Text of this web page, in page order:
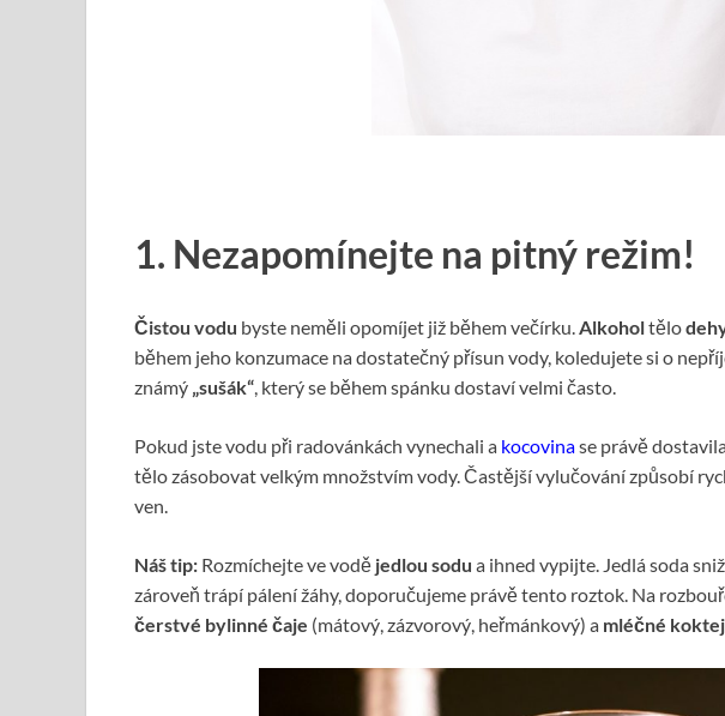
1. Nezapomínejte na pitný režim!
Čistou vodu byste neměli opomíjet již během večírku.Alkoholtělo
během jeho konzumace na dostatečný přísun vody, koledujete si o
známý „sušák“, který se během spánku dostaví velmi často.
Pokud jste vodu při radovánkách vynechali a kocovinase právě
tělo zásobovat velkým množstvím vody. Častější vylučování způsobí
ven.
Náš tip: Rozmíchejte ve vodě jedlou sodu a ihned vypijte. Jedlá soda
zároveň trápí pálení žáhy, doporučujeme právě tento roztok. Na
čerstvé bylinné čaje (mátový, zázvorový, heřmánkový) a mléčné